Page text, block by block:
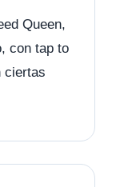
Queen,
con tap to
ciertas